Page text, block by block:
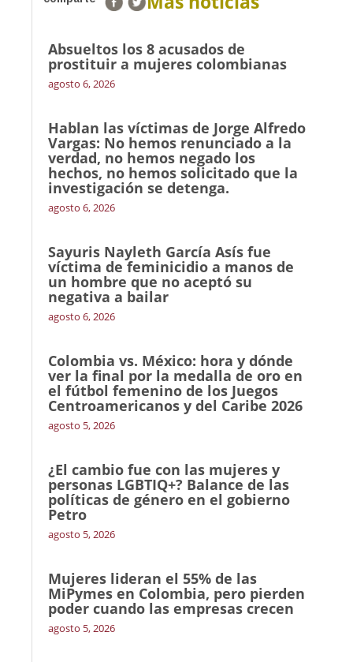
Absueltos los 8 acusados de
prostituir a mujeres colombianas
agosto 6, 2026
Hablan las víctimas de Jorge Alfredo
Vargas: No hemos renunciado a la
verdad, no hemos negado los
hechos, no hemos solicitado que la
investigación se detenga.
agosto 6, 2026
Sayuris Nayleth García Asís fue
víctima de feminicidio a manos de
un hombre que no aceptó su
negativa a bailar
agosto 6, 2026
Colombia vs. México: hora y dónde
ver la final por la medalla de oro en
el fútbol femenino de los Juegos
Centroamericanos y del Caribe 2026
agosto 5, 2026
¿El cambio fue con las mujeres y
personas LGBTIQ+? Balance de las
políticas de género en el gobierno
Petro
agosto 5, 2026
Mujeres lideran el 55% de las
MiPymes en Colombia, pero pierden
poder cuando las empresas crecen
agosto 5, 2026